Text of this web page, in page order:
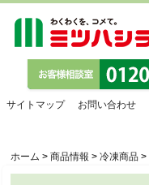
サイトマップ お問い合わせ
ホーム > 商品情報 > 冷凍商品 >